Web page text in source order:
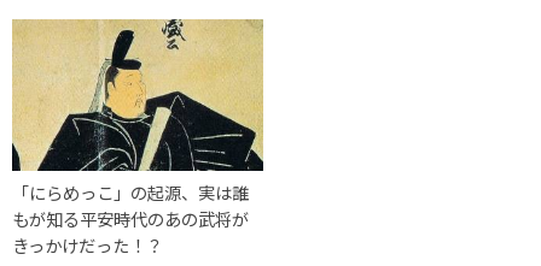
「にらめっこ」の起源、実は誰
もが知る平安時代のあの武将が
きっかけだった！？